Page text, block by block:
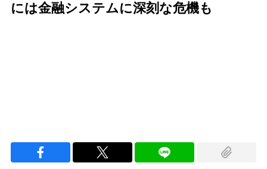
には金融システムに深刻な危機も